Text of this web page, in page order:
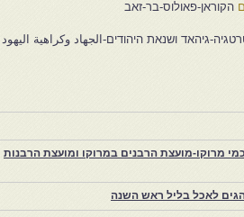
הקוראן-פאולוס-בר-זאב
גיהאד ושנאת היהודים-الجهاد وكراهية اليهود
מרוקו-מועצת הרבנים במרוקו ומועצת הרבנות
לאכל בליל ראש השנה